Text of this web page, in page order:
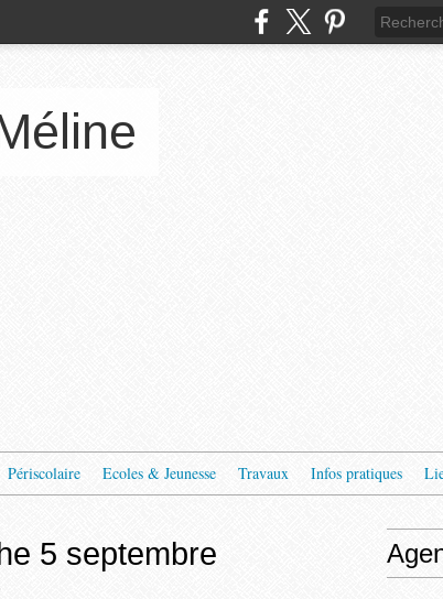
Périscolaire Ecoles & Jeunesse Travaux Infos pratiques
5 septembre